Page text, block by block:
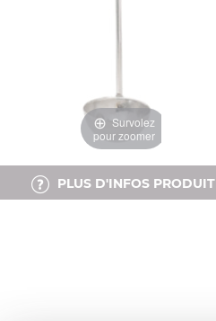
Survolez
pour zoomer
PLUS D'INFOS PRODUIT